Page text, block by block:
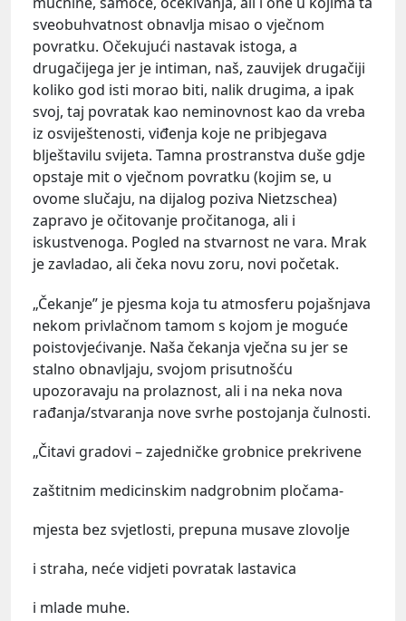
sveobuhvatnost obnavlja misao o vječnom
povratku. Očekujući nastavak istoga, a
drugačijega jer je intiman, naš, zauvijek drugačiji
koliko god isti morao biti, nalik drugima, a ipak
svoj, taj povratak kao neminovnost kao da vreba
iz osviještenosti, viđenja koje ne pribjegava
blještavilu svijeta. Tamna prostranstva duše gdje
opstaje mit o vječnom povratku (kojim se, u
ovome slučaju, na dijalog poziva Nietzschea)
zapravo je očitovanje pročitanoga, ali i
iskustvenoga. Pogled na stvarnost ne vara. Mrak
je zavladao, ali čeka novu zoru, novi početak.
„Čekanje” je pjesma koja tu atmosferu pojašnjava
nekom privlačnom tamom s kojom je moguće
poistovjećivanje. Naša čekanja vječna su jer se
stalno obnavljaju, svojom prisutnošću
upozoravaju na prolaznost, ali i na neka nova
rađanja/stvaranja nove svrhe postojanja čulnosti.
„Čitavi gradovi – zajedničke grobnice prekrivene
zaštitnim medicinskim nadgrobnim pločama-
mjesta bez svjetlosti, prepuna musave zlovolje
i straha, neće vidjeti povratak lastavica
i mlade muhe.